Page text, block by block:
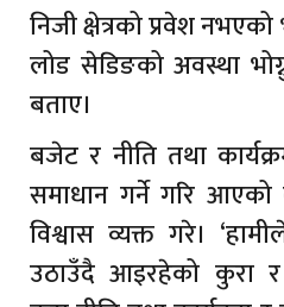
निजी क्षेत्रको प्रवेश
लोड सेडिङको अवस्था
बताए।
बजेट र नीति तथा
समाधान गर्ने गरि आएको
विश्वास व्यक्त गरे।
उठाउँदै आइरहेको कुरा र